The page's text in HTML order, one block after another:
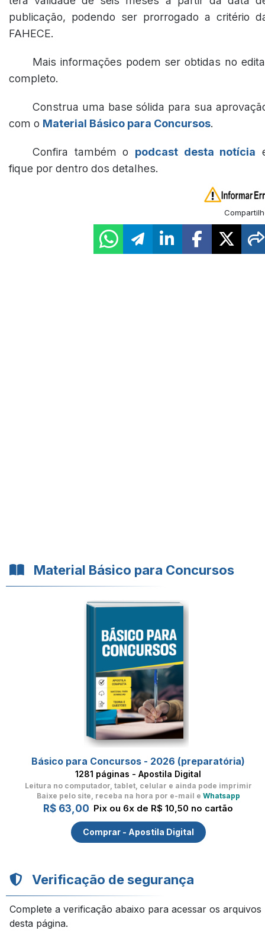
publicação, podendo ser prorrogado a critério
FAHECE.
Mais informações podem ser obtidas no
completo.
Construa uma base sólida para sua
com o Material Básico para Concursos.
Confira também o podcast desta notícia
fique por dentro dos detalhes.
Material Básico para Concursos
Básico para Concursos - 2026 (preparatória)
1281 páginas - Apostila Digital
Leitura no computador, tablet, celular e ainda pode imprimir
Baixe pelo site, receba na hora por e-mail e Whatsapp
R$ 63,00 Pix ou 6x de R$ 10,50 no cartão
Comprar - Apostila Digital
Verificação de segurança
Complete a verificação abaixo para acessar os arquivos
desta página.